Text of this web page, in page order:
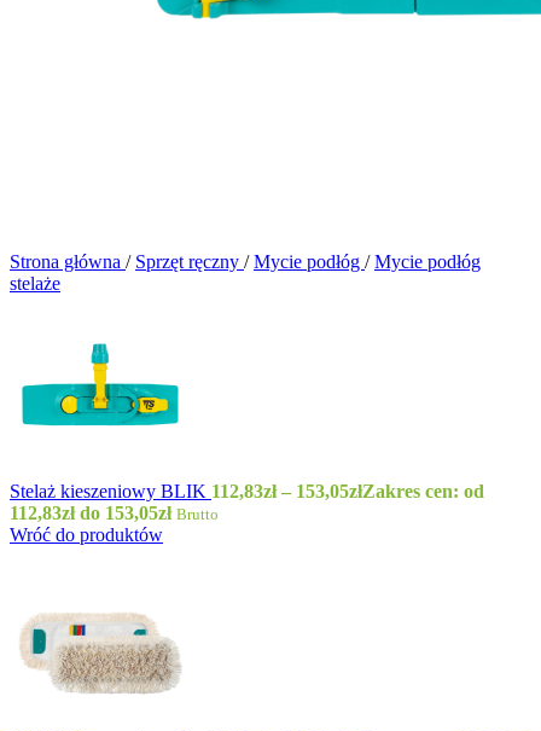
Strona główna / Sprzęt ręczny / Mycie podłóg / Mycie podłóg
stelaże
Stelaż kieszeniowy BLIK 112,83zł – 153,05złZakres cen: od
112,83zł do 153,05zł Brutto
Wróć do produktów